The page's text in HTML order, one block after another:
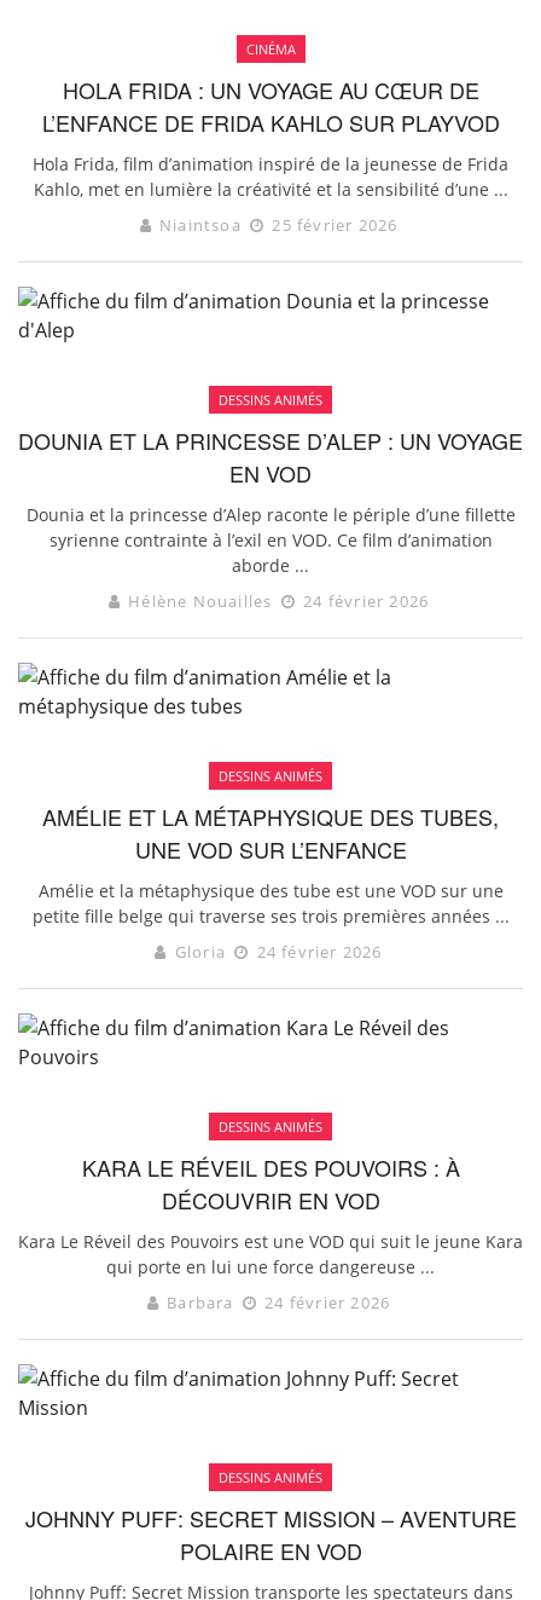
CINÉMA
HOLA FRIDA : UN VOYAGE AU CŒUR DE
L’ENFANCE DE FRIDA KAHLO SUR PLAYVOD
Hola Frida, film d’animation inspiré de la jeunesse de Frida
Kahlo, met en lumière la créativité et la sensibilité d’une ...
Niaintsoa 25 février 2026
DESSINS ANIMÉS
DOUNIA ET LA PRINCESSE D’ALEP : UN VOYAGE
EN VOD
Dounia et la princesse d’Alep raconte le périple d’une fillette
syrienne contrainte à l’exil en VOD. Ce film d’animation
aborde ...
Hélène Nouailles 24 février 2026
DESSINS ANIMÉS
AMÉLIE ET LA MÉTAPHYSIQUE DES TUBES,
UNE VOD SUR L’ENFANCE
Amélie et la métaphysique des tube est une VOD sur une
petite fille belge qui traverse ses trois premières années ...
Gloria 24 février 2026
DESSINS ANIMÉS
KARA LE RÉVEIL DES POUVOIRS : À
DÉCOUVRIR EN VOD
Kara Le Réveil des Pouvoirs est une VOD qui suit le jeune Kara
qui porte en lui une force dangereuse ...
Barbara 24 février 2026
DESSINS ANIMÉS
JOHNNY PUFF: SECRET MISSION – AVENTURE
POLAIRE EN VOD
Johnny Puff: Secret Mission transporte les spectateurs dans